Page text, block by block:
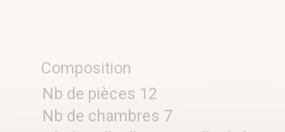
Composition
Nb de pièces 12
Nb de chambres 7